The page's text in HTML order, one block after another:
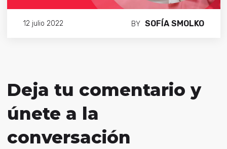
12 julio 2022 BY SOFÍA SMOLKO
Deja tu comentario y
únete a la
conversación